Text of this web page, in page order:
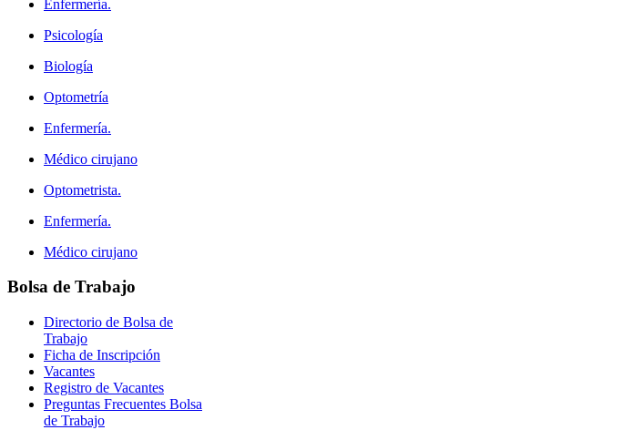
Enfermería.
Psicología
Biología
Optometría
Enfermería.
Médico cirujano
Optometrista.
Enfermería.
Médico cirujano
Bolsa de Trabajo
Directorio de Bolsa de
Trabajo
Ficha de Inscripción
Vacantes
Registro de Vacantes
Preguntas Frecuentes Bolsa
de Trabajo